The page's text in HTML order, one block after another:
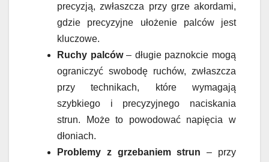
precyzją, zwłaszcza przy grze akordami,
gdzie precyzyjne ułożenie palców jest
kluczowe.
Ruchy palców– długie paznokcie mogą
ograniczyć swobodę ruchów, zwłaszcza
przy technikach, które wymagają
szybkiego i precyzyjnego naciskania
strun. Może to powodować napięcia w
dłoniach.
Problemy z grzebaniem strun – przy